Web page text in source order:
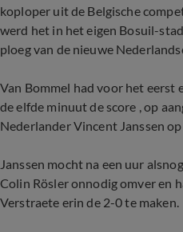
koploper uit de Belgische
werd het in het eigen Bosuil-
ploeg van de nieuwe
Van Bommel had voor het eerst
de elfde minuut de score , op
Nederlander Vincent Janssen
Janssen mocht na een uur
Colin Rösler onnodig omver en
Verstraete erin de 2-0 te maken.